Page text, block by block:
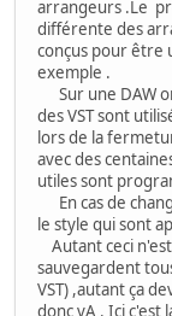
arrangeurs .Le
différente des
conçus pour être
exemple .
Sur une DAW
des VST sont
lors de la
avec des
utiles sont
En cas de
le style qui sont
Autant ceci
sauvegardent
VST) ,autant ça